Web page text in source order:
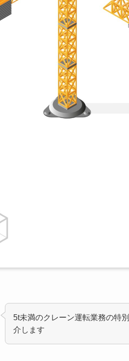
5t未満のクレーン運転業務の特
介します